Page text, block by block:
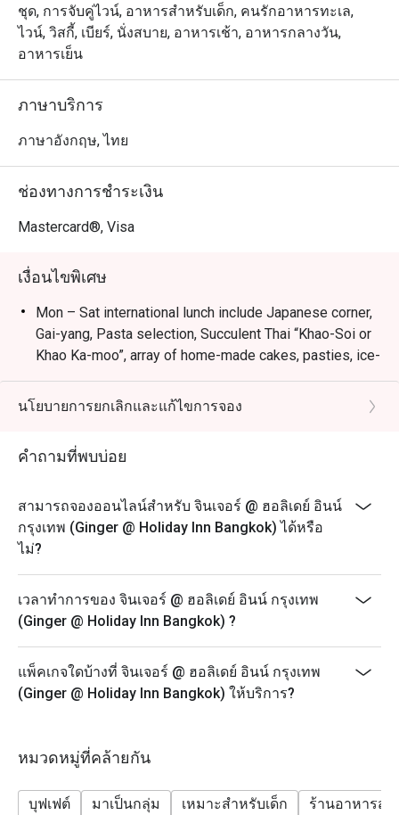
Bangkok) ให้บริการอาหารบุฟเฟ่ต์นานาชาติ รวมทั้งอาหาร
ไทย ตะวันตก เอเชีย และตะวันออกกลาง ตั้งอยู่ชั้น G ของ
โรงแรมฮอลิเดย์ อินน์ กรุงเทพ เชื่อมต่อกับแลนด์มาร์ก
เหมาะสำหรับครอบครัว กลุ่มเพื่อน หรือมื้อสังสรรค์กับเพื่อน
ร่วมงาน เมนูเด่น ได้แก่ ซีฟู้ดกริลล์ ไก่อบ ซูชิ และโซนขนม
หวานยอดนิยม
เหมาะสำหรับ: คนท้องถิ่นที่มองหาบุฟเฟ่ต์หลากหลาย มีเมนู
มังสวิรัติ อาหารเอเชีย และสเตชันปรุงสด นักท่องเที่ยวจะชื่น
ชอบด้วยทำเลสะดวกใกล้เซ็นทรัลเวิลด์และบีทีเอสชิดลม
ข้อเสนอ Eatigo: จองผ่านแอปหรือเว็บไซต์ Eatigo เลือกเวลา
รับประทานเพื่อรับส่วนลดสูงสุด 50% สำหรับค่าอาหาร
ชุด, การจับคู่ไวน์, อาหารสำหรับเด็ก, คนรักอาหารทะเล,
ไวน์, วิสกี้, เบียร์, นั่งสบาย, อาหารเช้า, อาหารกลางวัน,
อาหารเย็น
ภาษาบริการ
ภาษาอังกฤษ, ไทย
ช่องทางการชำระเงิน
Mastercard®, Visa
เงื่อนไขพิเศษ
Mon – Sat international lunch include Japanese corner,
Gai-yang, Pasta selection, Succulent Thai “Khao-Soi or
Khao Ka-moo”, array of home-made cakes, pasties, ice-
cream and more.
Thu – Sat Seafood dinner include grilled Tiger prawns,
Sunday Family & Friend buffet include hot carving “beef
iced, popcorn corner and more
Guest who booked via Eatigo app will receive a
complimentary free flow soft drink (Coke, Coke Zero
and Sprit)
Menu:
Kid Lunch Buffet (Mon - Sat) 12:00-14:30 - 300 THB
THB
Kid Lunch Buffet (Sun) 12:00-14:30 - 400 THB
－－－－－－－－－
Q: What kind of cuisine does จินเจอร์ @ ฮอลิเดย์ อินน์
นโยบายการยกเลิกและแก้ไขการจอง
คำถามที่พบบ่อย
สามารถจองออนไลน์สำหรับ จินเจอร์ @ ฮอลิเดย์ อินน์
กรุงเทพ (Ginger @ Holiday Inn Bangkok) ได้หรือ
ไม่?
เวลาทำการของ จินเจอร์ @ ฮอลิเดย์ อินน์ กรุงเทพ
(Ginger @ Holiday Inn Bangkok) ?
แพ็คเกจใดบ้างที่ จินเจอร์ @ ฮอลิเดย์ อินน์ กรุงเทพ
(Ginger @ Holiday Inn Bangkok) ให้บริการ?
หมวดหมู่ที่คล้ายกัน
บุฟเฟต์ มาเป็นกลุ่ม เหมาะสำหรับเด็ก ร้านอาหารสบ